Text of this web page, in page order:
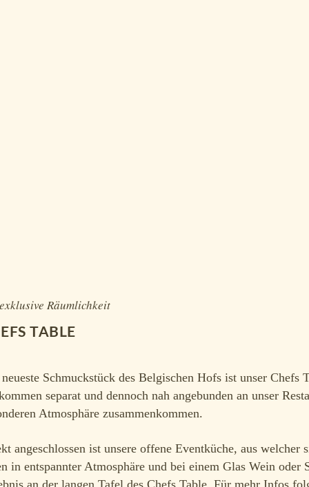
Räumlichkeit
TABLE
Schmuckstück des Belgischen Hofs ist unser
separat und dennoch nah angebunden an unser
Atmosphäre zusammenkommen.
angeschlossen ist unsere offene Eventküche, aus
in entspannter Atmosphäre und bei einem Glas Wein
an der langen Tafel des Chefs Table. Für mehr Infos